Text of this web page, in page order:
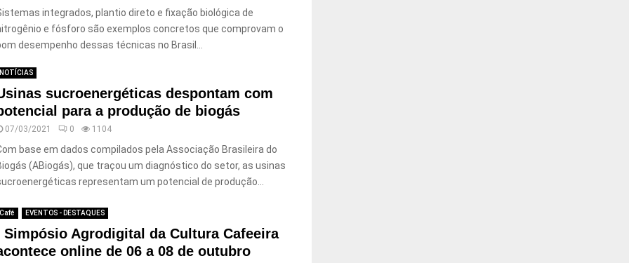
integrados, plantio direto e fixação biológica de
e fósforo são exemplos concretos que comprovam o
desempenho dessas técnicas no Brasil...
NOTÍCIAS
sucroenergéticas despontam com
para a produção de biogás
07/03/2021 0 1104
base em dados compilados pela Associação Brasileira do
(ABiogás), que traçou um diagnóstico do setor, as usinas
representam um potencial de produção...
Café EVENTOS - DESTAQUES
Simpósio Agrodigital da Cultura Cafeeira
online de 06 a 08 de outubro